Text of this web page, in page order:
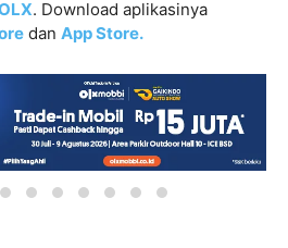
. Download aplikasinya
dan App Store.